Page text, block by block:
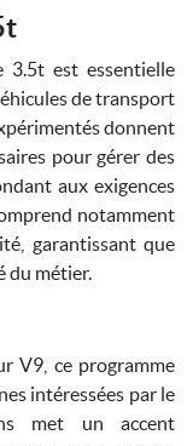
3.5t est essentielle
de transport
donnent
pour gérer des
aux exigences
notamment
garantissant que
du métier.
V9, ce programme
intéressées par le
met un accent